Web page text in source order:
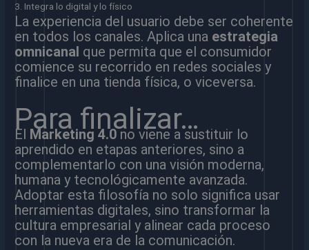
3. Integra lo digital y lo físico
La experiencia del usuario debe ser coherente
en todos los canales. Aplica una estrategia
omnicanal que permita que el consumidor
comience su recorrido en redes sociales y
finalice en una tienda física, o viceversa.
Para finalizar…
El Marketing 4.0no viene a sustituir lo
aprendido en etapas anteriores, sino a
complementarlo con una visión moderna,
humana y tecnológicamente avanzada.
Adoptar esta filosofía no solo significa usar
herramientas digitales, sino transformar la
cultura empresarial y alinear cada proceso
con la nueva era de la comunicación.